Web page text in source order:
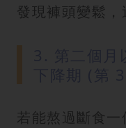
發現褲頭變鬆，
若能熬過斷食